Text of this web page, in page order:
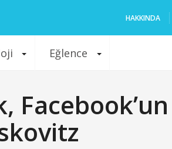
HAKKINDA
Eğlence
Facebook’un